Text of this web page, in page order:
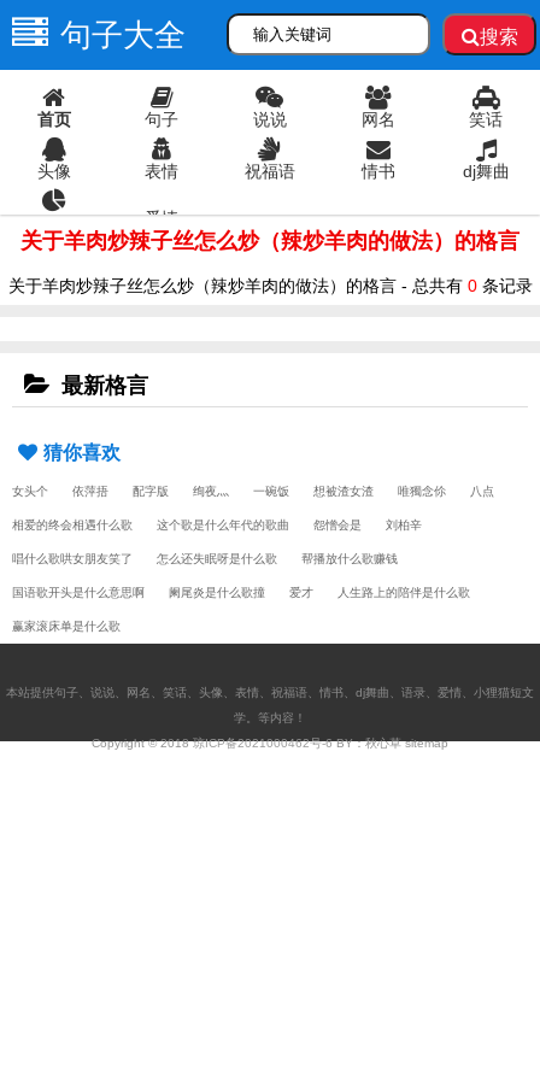
句子大全 搜索
首页 句子 说说 网名 笑话
头像 表情 祝福语 情书 dj舞曲
爱情
关于羊肉炒辣子丝怎么炒（辣炒羊肉的做法）的格言
关于羊肉炒辣子丝怎么炒（辣炒羊肉的做法）的格言 - 总共有 0条记录
最新格言
猜你喜欢
女头个 依萍捂 配字版 绚夜灬 一碗饭 想被渣女渣 唯獨念伱 八点
相爱的终会相遇什么歌 这个歌是什么年代的歌曲 怨憎会是 刘柏辛
唱什么歌哄女朋友笑了 怎么还失眠呀是什么歌 帮播放什么歌赚钱
国语歌开头是什么意思啊 阑尾炎是什么歌撞 爱才 人生路上的陪伴是什么歌
赢家滚床单是什么歌
本站提供句子 说说 网名 笑话 头像 表情 祝福语 情书 dj舞曲 语录 爱情
小狸猫短文
学 。等内容！
Copyright © 2018琼ICP备2021000462号-6BY：秋心草sitemap